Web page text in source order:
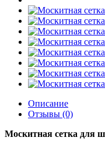
Описание
Отзывы (0)
Москитная сетка для